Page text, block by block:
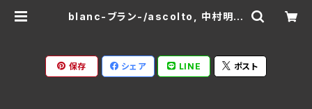
blanc-ブラン-/ascolto, 中村明日
保存 シェア LINE ポスト